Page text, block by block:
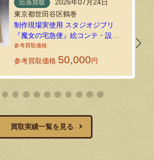
出張買取
2026年07月24日
東京都世田谷区鶴巻
制作現場実使用 スタジオジブリ
『魔女の宅急便』絵コンテ・設定
資料134枚を出張買取しました！
参考買取価格 50,000円
買取実績一覧を見る